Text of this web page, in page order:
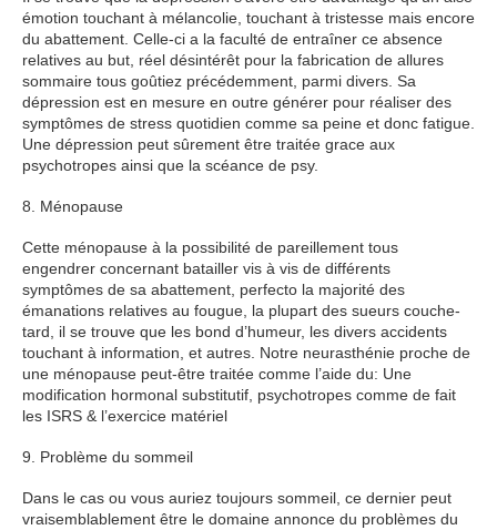
émotion touchant à mélancolie, touchant à tristesse mais encore
du abattement. Celle-ci a la faculté de entraîner ce absence
relatives au but, réel désintérêt pour la fabrication de allures
sommaire tous goûtiez précédemment, parmi divers. Sa
dépression est en mesure en outre générer pour réaliser des
symptômes de stress quotidien comme sa peine et donc fatigue.
Une dépression peut sûrement être traitée grace aux
psychotropes ainsi que la scéance de psy.
8. Ménopause
Cette ménopause à la possibilité de pareillement tous
engendrer concernant batailler vis à vis de différents
symptômes de sa abattement, perfecto la majorité des
émanations relatives au fougue, la plupart des sueurs couche-
tard, il se trouve que les bond d’humeur, les divers accidents
touchant à information, et autres. Notre neurasthénie proche de
une ménopause peut-être traitée comme l’aide du: Une
modification hormonal substitutif, psychotropes comme de fait
les ISRS & l’exercice matériel
9. Problème du sommeil
Dans le cas ou vous auriez toujours sommeil, ce dernier peut
vraisemblablement être le domaine annonce du problèmes du